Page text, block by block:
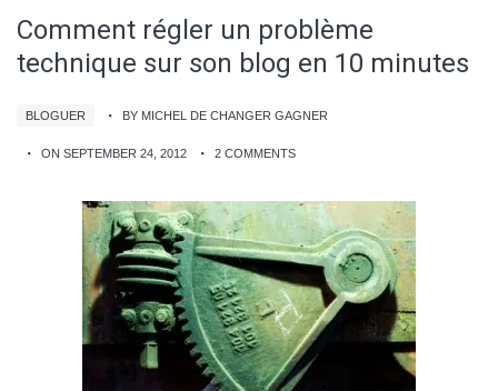
Comment régler un problème
technique sur son blog en 10 minutes
BLOGUER BY MICHEL DE CHANGER GAGNER
ON SEPTEMBER 24, 2012 2 COMMENTS